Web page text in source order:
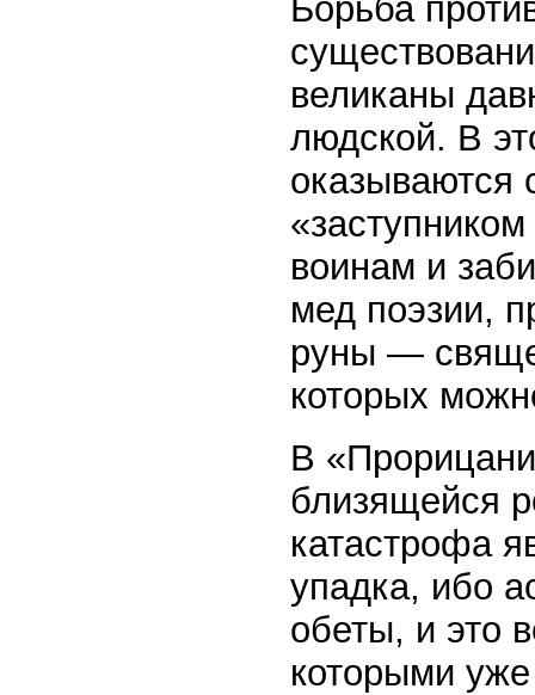
Борьба
великаны
людской. В
оказываются
воинам и
мед поэзии,
руны —
которых
В
близящейся
катастрофа
упадка, ибо
обеты, и это
которыми